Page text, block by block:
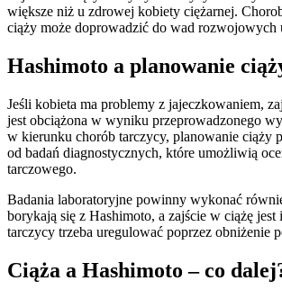
większe niż u zdrowej kobiety ciężarnej.
ciąży może doprowadzić do wad rozwojowych
Hashimoto a planowanie
Jeśli kobieta ma problemy z jajeczkowaniem,
jest obciążona w wyniku przeprowadzonego
w kierunku chorób tarczycy, planowanie ciąży
od badań diagnostycznych, które umożliwią
tarczowego.
Badania laboratoryjne powinny wykonać
borykają się z Hashimoto, a zajście w ciążę jest
tarczycy trzeba uregulować poprzez obniżenie
Ciąża a Hashimoto – co